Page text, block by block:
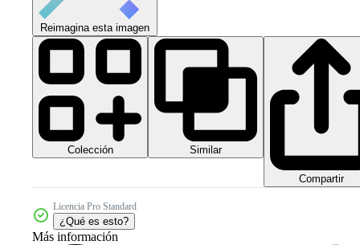
Reimagina esta imagen
Colección Similar
Compartir
Licencia Pro Standard
¿Qué es esto?
Más información